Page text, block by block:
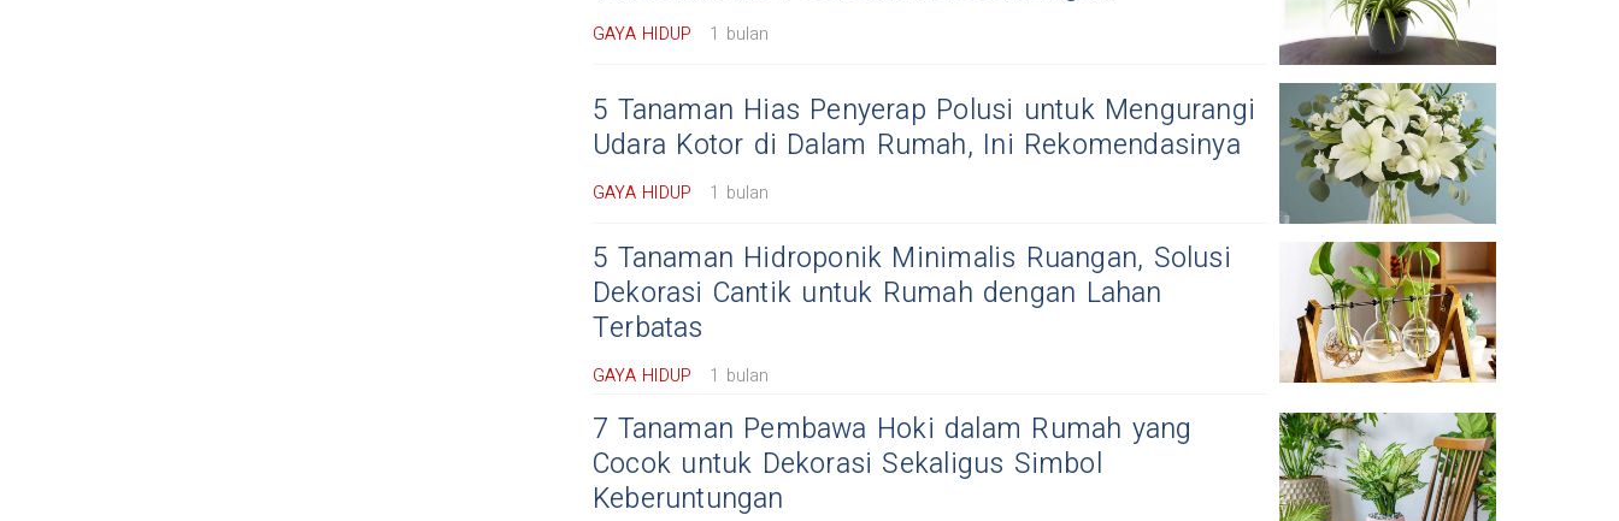
GAYA HIDUP 1 bulan
5 Tanaman Hias Penyerap Polusi untuk Mengurangi
Udara Kotor di Dalam Rumah, Ini Rekomendasinya
GAYA HIDUP 1 bulan
5 Tanaman Hidroponik Minimalis Ruangan, Solusi
Dekorasi Cantik untuk Rumah dengan Lahan
Terbatas
GAYA HIDUP 1 bulan
7 Tanaman Pembawa Hoki dalam Rumah yang
Cocok untuk Dekorasi Sekaligus Simbol
Keberuntungan